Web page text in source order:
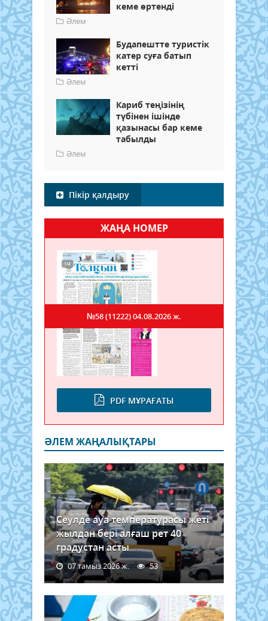
кеме өртенді
Әлем
Будапештте туристік
катер суға батып
кетті
Әлем
Кариб теңізінің
түбінен ішінде
қазынасы бар кеме
табылды
Әлем
Пікір қалдыру
ЖАҢА НОМЕР
PDF МҰРАҒАТЫ
№58 (11222)04.08.2026 ж.
ӘЛЕМ ЖАҢАЛЫҚТАРЫ
Сеулде ауа температурасы жеті
жылдан бері алғаш рет 40
градустан асты
07 тамыз 2026 ж. 53